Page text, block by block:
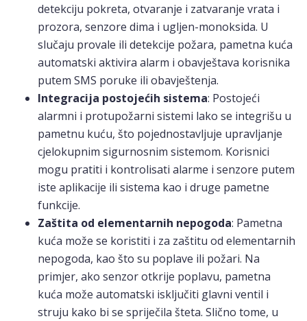
detekciju pokreta, otvaranje i zatvaranje vrata i
prozora, senzore dima i ugljen-monoksida. U
slučaju provale ili detekcije požara, pametna kuća
automatski aktivira alarm i obavještava korisnika
putem SMS poruke ili obavještenja.
Integracija postojećih sistema: Postojeći
alarmni i protupožarni sistemi lako se integrišu u
pametnu kuću, što pojednostavljuje upravljanje
cjelokupnim sigurnosnim sistemom. Korisnici
mogu pratiti i kontrolisati alarme i senzore putem
iste aplikacije ili sistema kao i druge pametne
funkcije.
Zaštita od elementarnih nepogoda: Pametna
kuća može se koristiti i za zaštitu od elementarnih
nepogoda, kao što su poplave ili požari. Na
primjer, ako senzor otkrije poplavu, pametna
kuća može automatski isključiti glavni ventil i
struju kako bi se spriječila šteta. Slično tome, u